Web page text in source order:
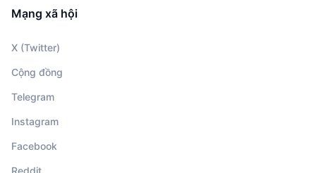
Mạng xã hội
X (Twitter)
Cộng đồng
Telegram
Instagram
Facebook